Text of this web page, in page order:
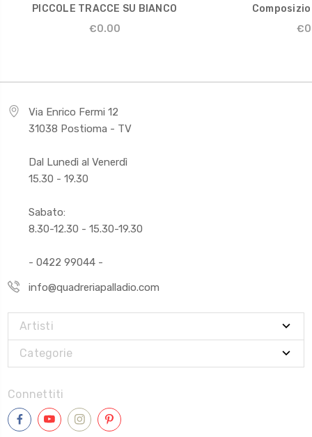
PICCOLE TRACCE SU BIANCO
€0.00
Via Enrico Fermi 12
31038 Postioma - TV
Dal Lunedì al Venerdì
15.30 - 19.30
Sabato:
8.30-12.30 - 15.30-19.30
- 0422 99044 -
info@quadreriapalladio.com
Artisti
Categorie
Connettiti